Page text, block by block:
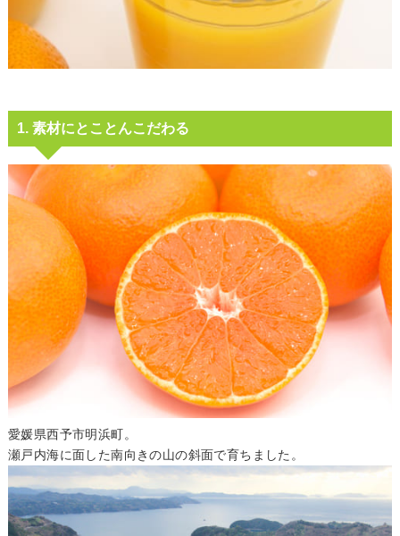
1. 素材にとことんこだわる
愛媛県西予市明浜町。
瀬戸内海に面した南向きの山の斜面で育ちました。